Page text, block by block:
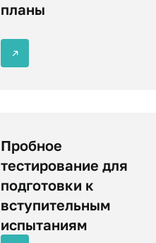
планы
Пробное
тестирование для
подготовки к
вступительным
испытаниям